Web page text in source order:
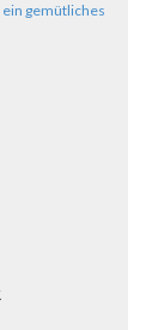
ein gemütliches